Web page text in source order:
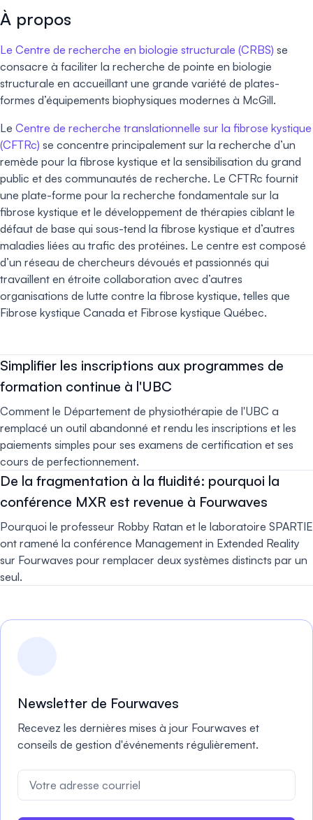
À propos
Le Centre de recherche en biologie structurale (CRBS) se
consacre à faciliter la recherche de pointe en biologie
structurale en accueillant une grande variété de plates-
formes d’équipements biophysiques modernes à McGill.
Le Centre de recherche translationnelle sur la fibrose kystique
(CFTRc) se concentre principalement sur la recherche d’un
remède pour la fibrose kystique et la sensibilisation du grand
public et des communautés de recherche. Le CFTRc fournit
une plate-forme pour la recherche fondamentale sur la
fibrose kystique et le développement de thérapies ciblant le
défaut de base qui sous-tend la fibrose kystique et d’autres
maladies liées au trafic des protéines. Le centre est composé
d’un réseau de chercheurs dévoués et passionnés qui
travaillent en étroite collaboration avec d’autres
organisations de lutte contre la fibrose kystique, telles que
Fibrose kystique Canada et Fibrose kystique Québec.
Simplifier les inscriptions aux programmes de
formation continue à l'UBC
Comment le Département de physiothérapie de l'UBC a
remplacé un outil abandonné et rendu les inscriptions et les
paiements simples pour ses examens de certification et ses
cours de perfectionnement.
De la fragmentation à la fluidité: pourquoi la
conférence MXR est revenue à Fourwaves
Pourquoi le professeur Robby Ratan et le laboratoire SPARTIE
ont ramené la conférence Management in Extended Reality
sur Fourwaves pour remplacer deux systèmes distincts par un
seul.
Newsletter de Fourwaves
Recevez les dernières mises à jour Fourwaves et
conseils de gestion d'événements régulièrement.